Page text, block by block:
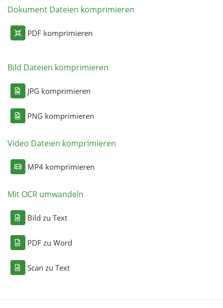
Dokument Dateien komprimieren
PDF komprimieren
Bild Dateien komprimieren
JPG komprimieren
PNG komprimieren
Video Dateien komprimieren
MP4 komprimieren
Mit OCR umwandeln
Bild zu Text
PDF zu Word
Scan zu Text